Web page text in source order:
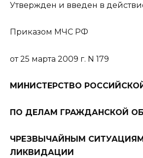
Утвержден и введен в
Приказом МЧС РФ
от 25 марта 2009 г. N 179
МИНИСТЕРСТВО
ПО ДЕЛАМ ГРАЖДАНСКОЙ
ЧРЕЗВЫЧАЙНЫМ
ЛИКВИДАЦИИ